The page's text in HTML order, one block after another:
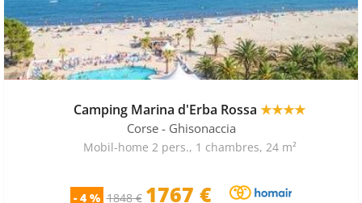
Camping Marina d'Erba Rossa ★★★★
Corse - Ghisonaccia
Mobil-home 2 pers., 1 chambres, 24 m²
- 4 % 1848 € 1767 €